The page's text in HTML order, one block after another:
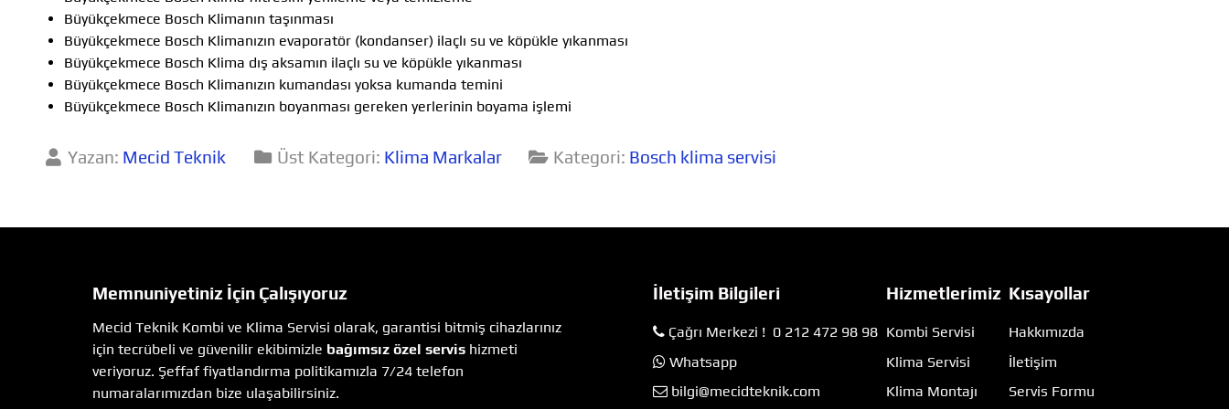
Büyükçekmece Bosch Klimanın taşınması
Büyükçekmece Bosch Klimanızın evaporatör (kondanser) ilaçlı su ve köpükle yıkanması
Büyükçekmece Bosch Klima dış aksamın ilaçlı su ve köpükle yıkanması
Büyükçekmece Bosch Klimanızın kumandası yoksa kumanda temini
Büyükçekmece Bosch Klimanızın boyanması gereken yerlerinin boyama işlemi
Yazan: Mecid Teknik Üst Kategori: Klima Markalar Kategori: Bosch klima servisi
Memnuniyetiniz İçin Çalışıyoruz
Mecid Teknik Kombi ve Klima Servisi olarak, garantisi bitmiş cihazlarınız
için tecrübeli ve güvenilir ekibimizle bağımsız özel servis hizmeti
veriyoruz. Şeffaf fiyatlandırma politikamızla 7/24 telefon
numaralarımızdan bize ulaşabilirsiniz.
İletişim Bilgileri
Çağrı Merkezi ! 0 212 472 98 98
Whatsapp
bilgi@mecidteknik.com
Hizmetlerimiz
Kombi Servisi
Klima Servisi
Klima Montajı
Kısayollar
Hakkımızda
İletişim
Servis Formu